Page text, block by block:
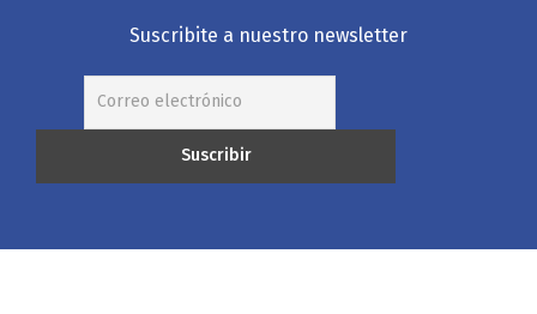
Suscribite a nuestro newsletter